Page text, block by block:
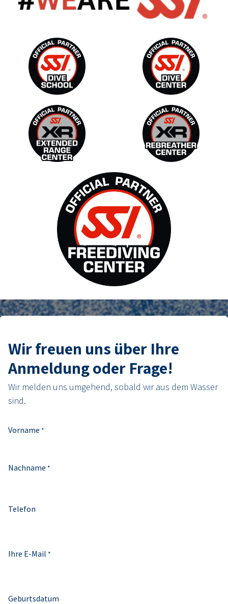
Wir freuen uns über Ihre
Anmeldung oder Frage!
Wir melden uns umgehend, sobald wir aus dem Wasser
sind.
Vorname *
Nachname *
Telefon
Ihre E-Mail *
Geburtsdatum